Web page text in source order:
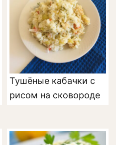
Тушёные кабачки с
рисом на сковороде